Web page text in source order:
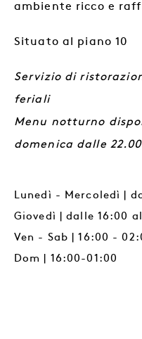
ambiente ricco e
Situato al piano 10
Servizio di
feriali
Menu notturno
domenica dalle
Lunedì - Mercoledì |
Giovedì | dalle 16:00
Ven - Sab | 16:00 -
Dom | 16:00-01:00